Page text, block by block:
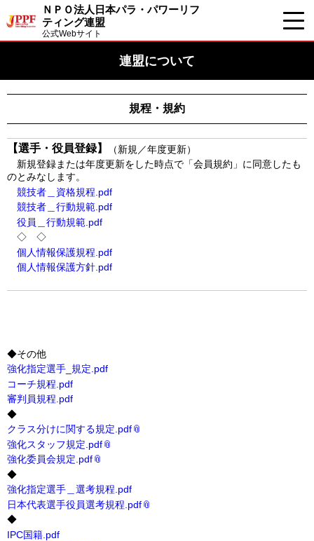
ＮＰＯ法人日本パラ・パワーリフ
ティング連盟
公式Webサイト
連盟について
規程・規約
【選手・役員登録】
（新規／年度更新）
新規登録または年度更新をした時点で「会員規約」に同意したも
のとみなします。
競技者＿資格規程.pdf
競技者＿行動規範.pdf
役員＿行動規範.pdf
◇ ◇
個人情報保護規程.pdf
個人情報保護方針.pdf
◆その他
強化指定選手_規定.pdf
コーチ規程.pdf
審判員規程.pdf
◆
クラス分けに関する規定.pdf
強化スタッフ規定.pdf
強化委員会規定.pdf
◆
強化指定選手＿選考規程.pdf
日本代表選手役員選考規程.pdf
◆
IPC国籍.pdf